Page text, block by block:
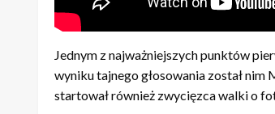
Jednym z najważniejszych punktów
wyniku tajnego głosowania został
startował również zwycięzca walki o